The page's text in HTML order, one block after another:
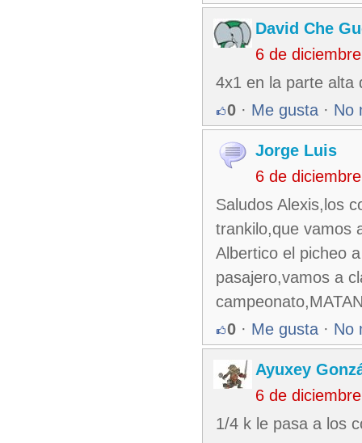
David Che
6 de
4x1 en la parte alta
0 · Me gusta · No
Jorge Luis
6 de
Saludos Alexis,los
trankilo,que vamos
Albertico el picheo
pasajero,vamos a
0 · Me gusta · No
Ayuxey
6 de
1/4 k le pasa a los